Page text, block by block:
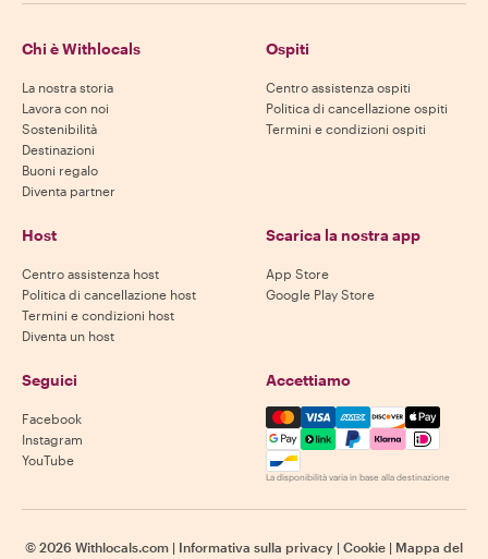
Chi è Withlocals
La nostra storia
Lavora con noi
Sostenibilità
Destinazioni
Buoni regalo
Diventa partner
Ospiti
Centro assistenza ospiti
Politica di cancellazione ospiti
Termini e condizioni ospiti
Host
Centro assistenza host
Politica di cancellazione host
Termini e condizioni host
Diventa un host
Scarica la nostra app
App Store
Google Play Store
Seguici
Facebook
Instagram
YouTube
Accettiamo
Mastercard, Visa, Amex,
La disponibilità varia in base alla destinazione
© 2026 Withlocals.com | Informativa sulla privacy | Cookie | Mappa del